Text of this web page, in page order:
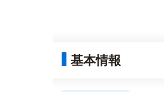
基本情報